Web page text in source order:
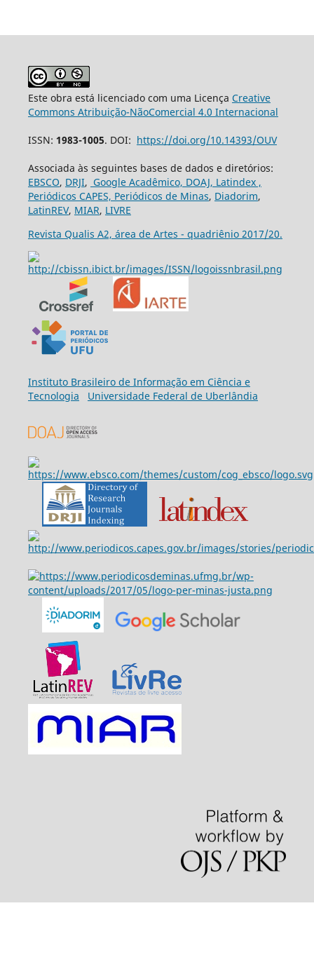
Este obra está licenciado com uma Licença Creative
Commons Atribuição-NãoComercial 4.0 Internacional
ISSN: 1983-1005. DOI: https://doi.org/10.14393/OUV
Associada às seguintes bases de dados e diretórios:
EBSCO, DRJI, Google Acadêmico, DOAJ, Latindex ,
Periódicos CAPES, Periódicos de Minas, Diadorim,
LatinREV, MIAR, LIVRE
Revista Qualis A2, área de Artes - quadriênio 2017/20.
Instituto Brasileiro de Informação em Ciência e
Tecnologia
Universidade Federal de Uberlândia